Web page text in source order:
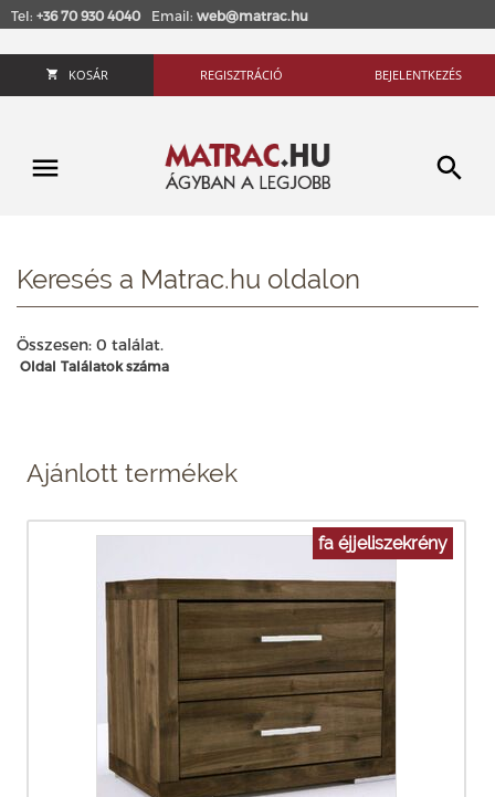
Tel: +36 70 930 4040 Email: web@matrac.hu
KOSÁR REGISZTRÁCIÓ BEJELENTKEZÉS
Keresés a Matrac.hu oldalon
Összesen: 0 találat.
Oldal Találatok száma
Ajánlott termékek
fa éjjeliszekrény